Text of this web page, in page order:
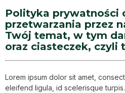
Polityka prywatności
przetwarzania przez
Twój temat, w tym
oraz ciasteczek, czyli
Lorem ipsum dolor sit amet,
eleifend ligula, id scelerisque